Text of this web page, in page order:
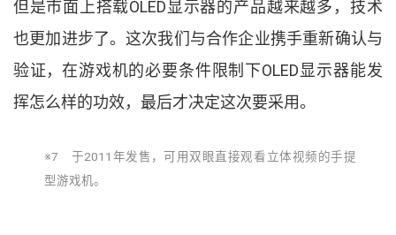
但是市面上搭载OLED显示器的产品越来越多 ， 技术
也更加进步了。 这次我们与合作企业携手重新确认与
验证， 在游戏机的必要条件限制下OLED显示器能发
挥怎么样的功效， 最后才决定这次要采用。
※7 于2011 年发售 ， 可用双眼直接观看立体视频的手提
型游戏机。